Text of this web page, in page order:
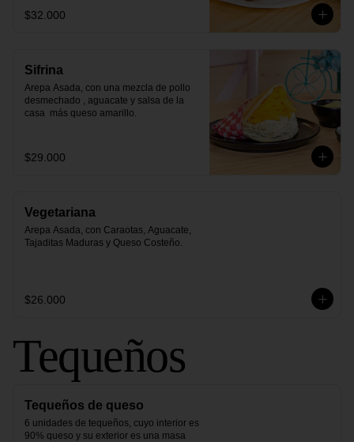
$32.000
Sifrina
Arepa Asada, con una mezcla de pollo
desmechado , aguacate y salsa de la
casa  más queso amarillo.
$29.000
Vegetariana
Arepa Asada, con Caraotas, Aguacate,
Tajaditas Maduras y Queso Costeño.
$26.000
Tequeños
Tequeños de queso
6 unidades de tequeños, cuyo interior es
90% queso y su exterior es una masa